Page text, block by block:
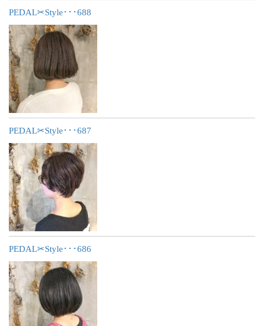
PEDAL✂︎Style･･･688
PEDAL✂︎Style･･･687
PEDAL✂︎Style･･･686